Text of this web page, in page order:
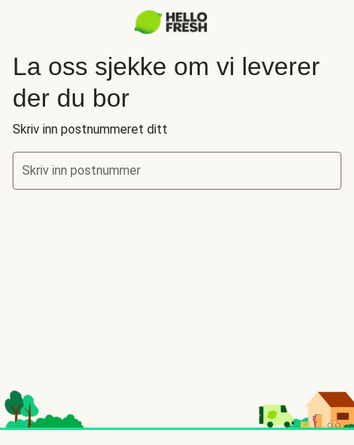
La oss sjekke om vi leverer
der du bor
Skriv inn postnummeret ditt
Skriv inn postnummer